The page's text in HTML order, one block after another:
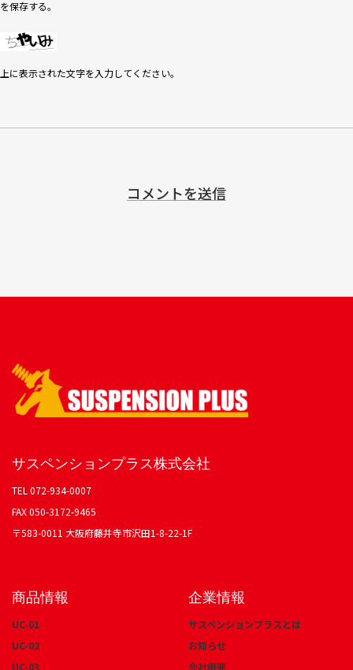
を保存する。
上に表示された文字を入力してください。
サスペンションプラス株式会社
TEL 072-934-0007
FAX 050-3172-9465
〒583-0011 大阪府藤井寺市沢田1-8-22-1F
商品情報
UC-01
UC-02
UC-03
企業情報
サスペンションプラスとは
お知らせ
会社概要